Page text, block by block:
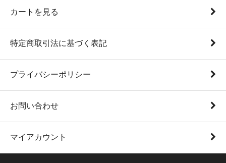
カートを見る
特定商取引法に基づく表記
プライバシーポリシー
お問い合わせ
マイアカウント